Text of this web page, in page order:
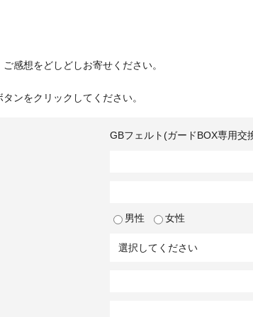
感想をどしどしお寄せください。
ンをクリックしてください。
GBフェルト(ガードBOX専用交
男性
女性
選択してください